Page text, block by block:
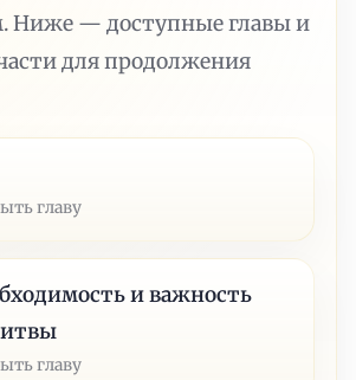
Ниже — доступные главы и
для продолжения
главу
и важность
главу